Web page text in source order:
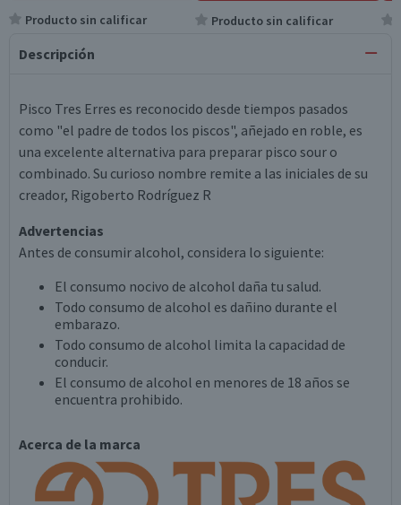
Producto sin calificar Producto sin calificar
Descripción
Pisco Tres Erres es reconocido desde tiempos pasados
como "el padre de todos los piscos", añejado en roble, es
una excelente alternativa para preparar pisco sour o
combinado. Su curioso nombre remite a las iniciales de su
creador, Rigoberto Rodríguez R
Advertencias
Antes de consumir alcohol, considera lo siguiente:
El consumo nocivo de alcohol daña tu salud.
Todo consumo de alcohol es dañino durante el
embarazo.
Todo consumo de alcohol limita la capacidad de
conducir.
El consumo de alcohol en menores de 18 años se
encuentra prohibido.
Acerca de la marca